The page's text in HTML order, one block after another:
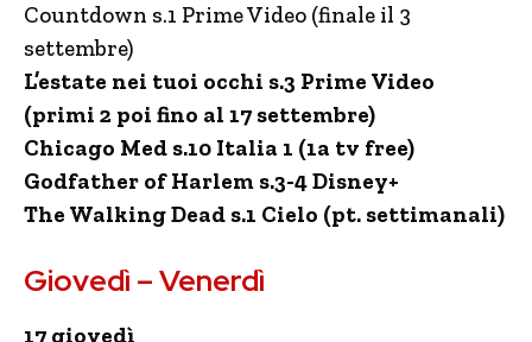
Countdown s.1 Prime Video (finale il 3
settembre)
L’estate nei tuoi occhi s.3 Prime Video
(primi 2 poi fino al 17 settembre)
Chicago Med s.10 Italia 1 (1a tv free)
Godfather of Harlem s.3-4 Disney+
The Walking Dead s.1 Cielo (pt. settimanali)
Giovedì – Venerdì
17 giovedì